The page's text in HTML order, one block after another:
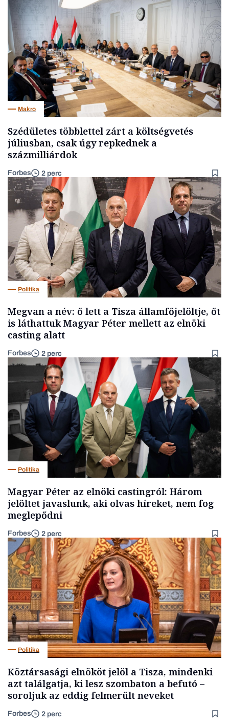
Makro
Szédületes többlettel zárt a költségvetés
júliusban, csak úgy repkednek a
százmilliárdok
Forbes 2 perc
Politika
Megvan a név: ő lett a Tisza államfőjelöltje, őt
is láthattuk Magyar Péter mellett az elnöki
casting alatt
Forbes 2 perc
Politika
Magyar Péter az elnöki castingról: Három
jelöltet javaslunk, aki olvas híreket, nem fog
meglepődni
Forbes 2 perc
Politika
Köztársasági elnököt jelöl a Tisza, mindenki
azt találgatja, ki lesz szombaton a befutó –
soroljuk az eddig felmerült neveket
Forbes 2 perc